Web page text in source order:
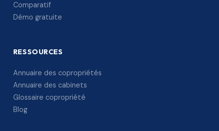
Comparatif
Démo gratuite
RESSOURCES
Annuaire des copropriétés
Annuaire des cabinets
Glossaire copropriété
Blog